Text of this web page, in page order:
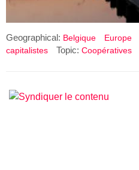
Geographical: Belgique Europe
capitalistes
Topic: Coopératives